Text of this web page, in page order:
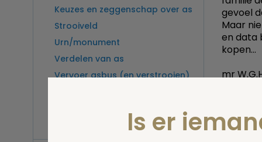
Keuzes en zeggenschap over as
Strooiveld
Urn/monument
Verdelen van as
Vervoer asbus (en verstrooien)
gevoel
Maar
en data
kopen...
mr
Is er